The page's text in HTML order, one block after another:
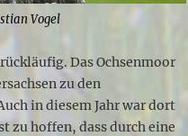
Vogel
Das Ochsenmoor
zu den
in diesem Jahr war dort
zu hoffen, dass durch eine